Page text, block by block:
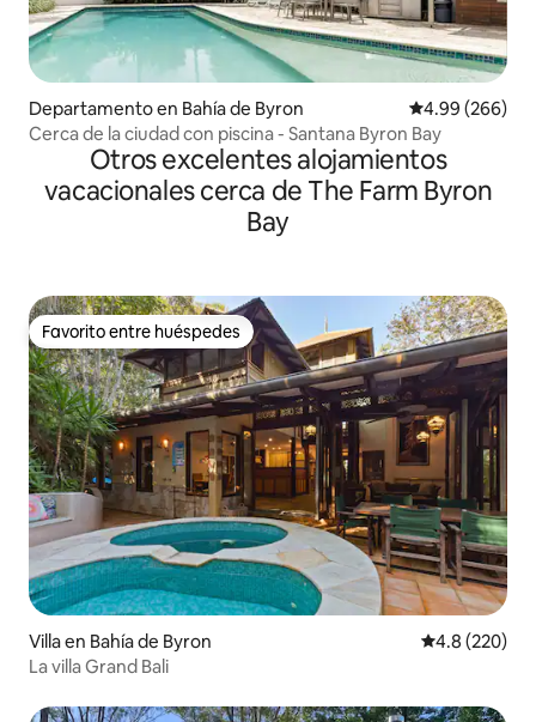
Departamento en Bahía de Byron Calificación
4.99 (266)
Cerca de la ciudad con piscina - Santana Byron Bay
Otros excelentes alojamientos
vacacionales cerca de The Farm Byron
Bay
Favorito entre huéspedes
Favorito entre huéspedes
Villa en Bahía de Byron Calificación
4.8 (220)
La villa Grand Bali